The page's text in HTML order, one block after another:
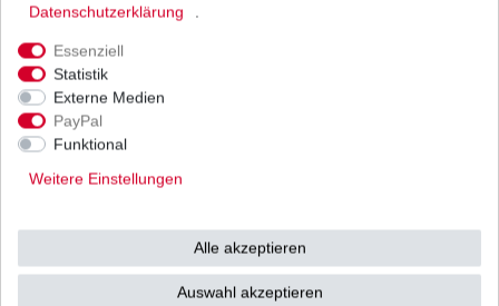
Ölfilter Hiflo HF204 HF 204 verschiedene
Variationen, Farbe: Racing
Daten­schutz­erklärung
Essenziell
Statistik
Externe Medien
PayPal
Funktional
Weitere Einstellungen
Alle akzeptieren
Auswahl akzeptieren